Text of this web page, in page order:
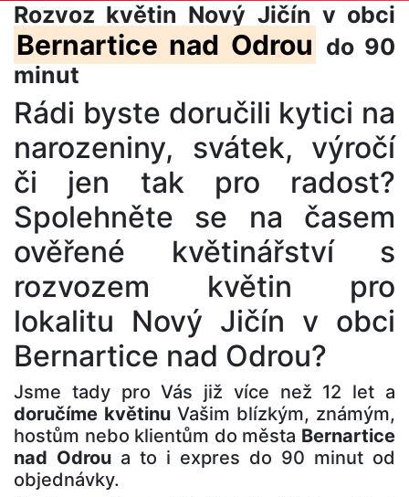
Rozvoz květin Nový Jičín v obci
Bernartice nad Odrou do 90
minut
Rádi byste doručili kytici na
narozeniny, svátek, výročí
či jen tak pro radost?
Spolehněte se na časem
ověřené květinářství s
rozvozem květin pro
lokalitu Nový Jičín v obci
Bernartice nad Odrou?
Jsme tady pro Vás již více než 12 let a
doručíme květinu Vašim blízkým, známým,
hostům nebo klientům do města Bernartice
nad Odrou a to i expres do 90 minut od
objednávky.